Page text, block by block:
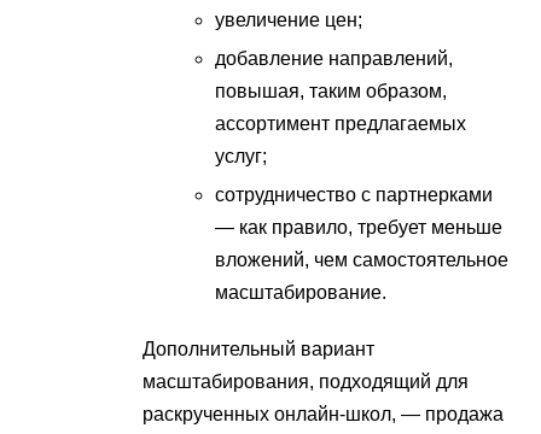
увеличение цен;
добавление направлений,
повышая, таким образом,
ассортимент предлагаемых
услуг;
сотрудничество с партнерками
— как правило, требует меньше
вложений, чем самостоятельное
масштабирование.
Дополнительный вариант
масштабирования, подходящий для
раскрученных онлайн-школ, — продажа